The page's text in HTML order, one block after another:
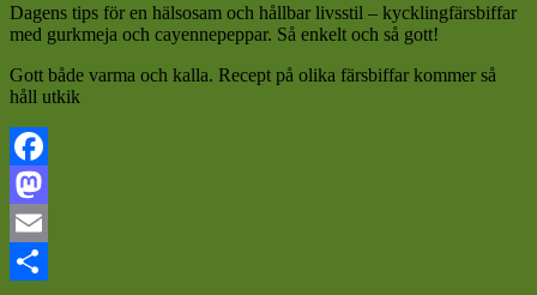
Dagens tips för en hälsosam och hållbar livsstil – kycklingfärsbiffar
med gurkmeja och cayennepeppar. Så enkelt och så gott!
Gott både varma och kalla. Recept på olika färsbiffar kommer så
håll utkik
Facebook
Mastodon
Email